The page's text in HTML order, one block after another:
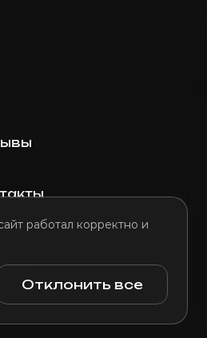
работал корректно и
Отклонить все
cookie